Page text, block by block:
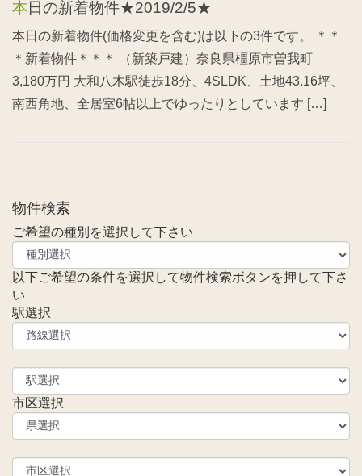
本日の新着物件★2019/2/5★
本日の新着物件(価格変更を含む)は以下の3件です。 ＊＊
＊新着物件＊＊＊ （新築戸建）奈良県橿原市曽我町
3,180万円 大和八木駅徒歩18分、4SLDK、土地43.16坪、
南西角地、全居室6帖以上でゆったりとしています […]
物件検索
ご希望の種別を選択して下さい
以下ご希望の条件を選択して物件検索ボタンを押して下さ
い
駅選択
市区選択